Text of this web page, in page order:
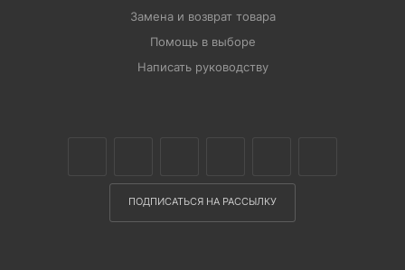
Замена и возврат товара
Помощь в выборе
Написать руководству
ПОДПИСАТЬСЯ НА РАССЫЛКУ